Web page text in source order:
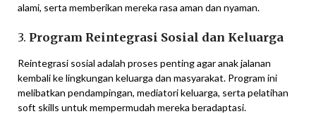
alami, serta memberikan mereka rasa aman dan nyaman.
3. Program Reintegrasi Sosial dan Keluarga
Reintegrasi sosial adalah proses penting agar anak jalanan
kembali ke lingkungan keluarga dan masyarakat. Program ini
melibatkan pendampingan, mediatori keluarga, serta pelatihan
soft skills untuk mempermudah mereka beradaptasi.